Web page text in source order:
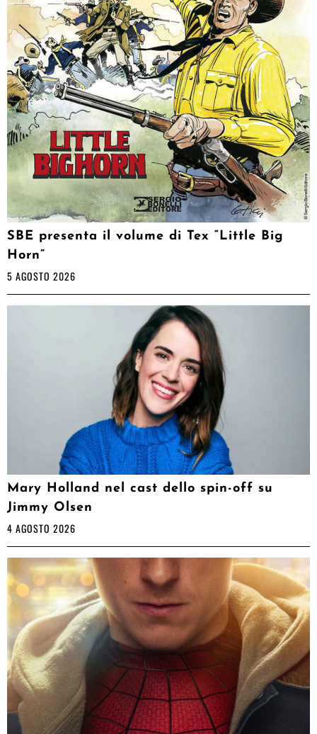
SBE presenta il volume di Tex “Little Big
Horn”
5 AGOSTO 2026
Mary Holland nel cast dello spin-off su
Jimmy Olsen
4 AGOSTO 2026